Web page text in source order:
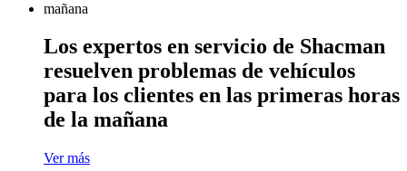
Los expertos en servicio de Shacman
resuelven problemas de vehículos
para los clientes en las primeras horas
de la mañana
Ver más